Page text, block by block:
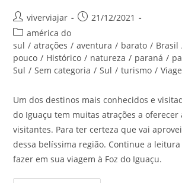
Autor
do
post:
viverviajar
Post21/12/2021
Categoria
do
post:
américa do
sul / atrações / aventura / barato / Brasil
pouco / Histórico / natureza / paraná /
Sul / Sem categoria / Sul / turismo /
Um dos destinos mais conhecidos e
do Iguaçu tem muitas atrações a oferecer
visitantes. Para ter certeza que vai
dessa belíssima região. Continue a
fazer em sua viagem à Foz do Iguaçu.